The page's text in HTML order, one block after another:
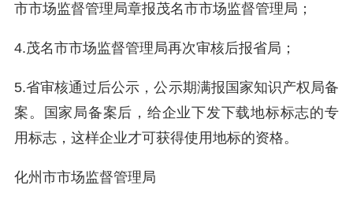
市市场监督管理局章报茂名市市场监督管理局；
4.茂名市市场监督管理局再次审核后报省局；
5.省审核通过后公示，公示期满报国家知识产权局备
案。国家局备案后，给企业下发下载地标标志的专
用标志，这样企业才可获得使用地标的资格。
化州市市场监督管理局